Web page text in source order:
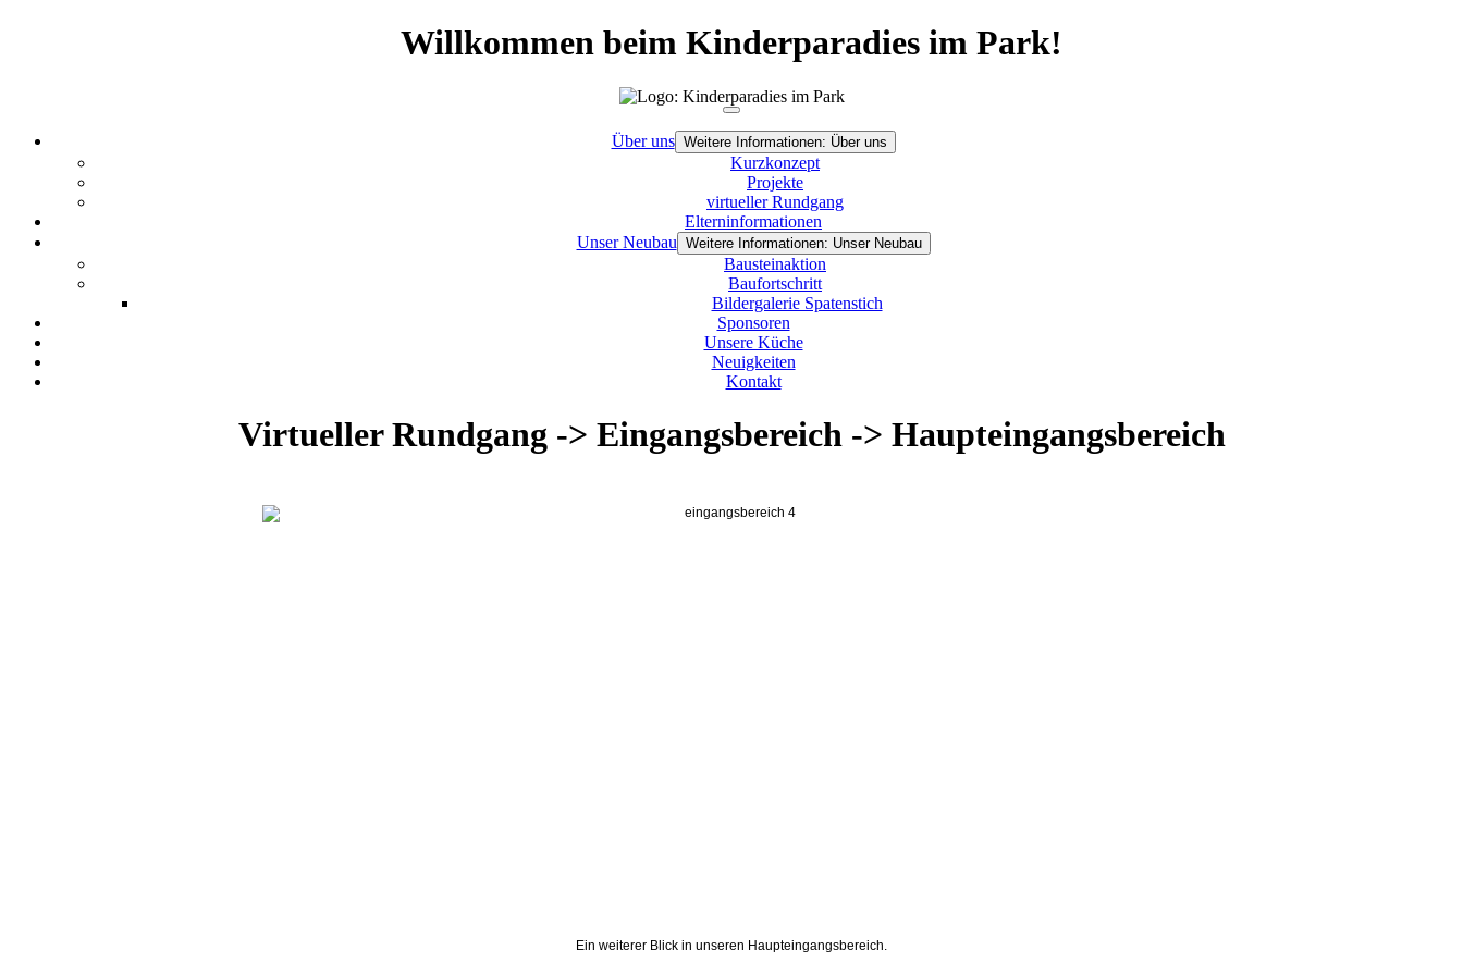
Willkommen beim Kinderparadies im Park!
Über uns Weitere Informationen: Über uns
Kurzkonzept
Projekte
virtueller Rundgang
Elterninformationen
Unser Neubau Weitere Informationen: Unser Neubau
Bausteinaktion
Baufortschritt
Bildergalerie Spatenstich
Sponsoren
Unsere Küche
Neuigkeiten
Kontakt
Virtueller Rundgang -> Eingangsbereich -> Haupteingangsbereich
Ein weiterer Blick in unseren Haupteingangsbereich.